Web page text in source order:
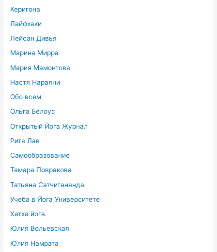
Керигона
Лайфхаки
Лейсан Дивья
Марина Мирра
Мария Мамонтова
Настя Нараяни
Обо всем
Ольга Белоус
Открытый Йога Журнал
Рита Лав
Самообразование
Тамара Повракова
Татьяна Сатчитананда
Учеба в Йога Университете
Хатха йога.
Юлия Вольевская
Юлия Намрата